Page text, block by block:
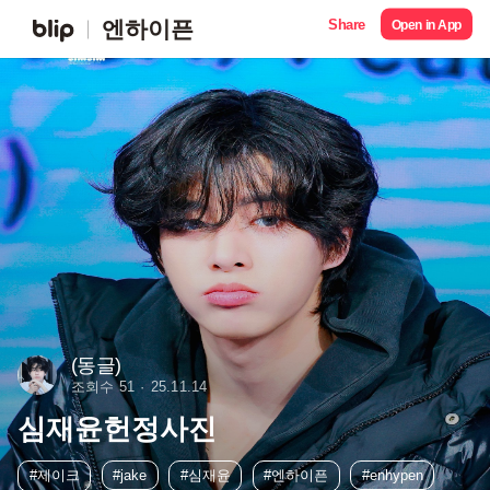
엔하이픈 Share Open in App
(동글)
조회수 51 25.11.14
심재윤헌정사진
#제이크 #jake #심재윤 #엔하이픈 #enhypen